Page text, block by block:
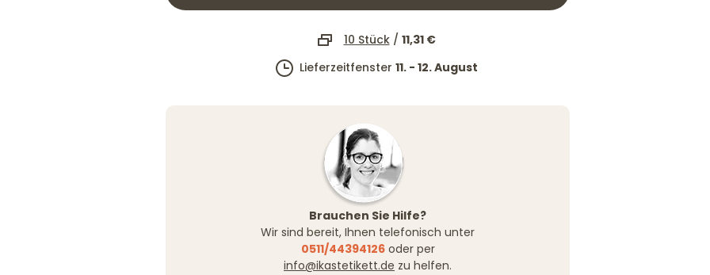
10 Stück/ 11,31 €
Lieferzeitfenster 11. - 12. August
Brauchen Sie Hilfe?
Wir sind bereit, Ihnen telefonisch unter
0511/44394126oder per
info@ikastetikett.de zu helfen.